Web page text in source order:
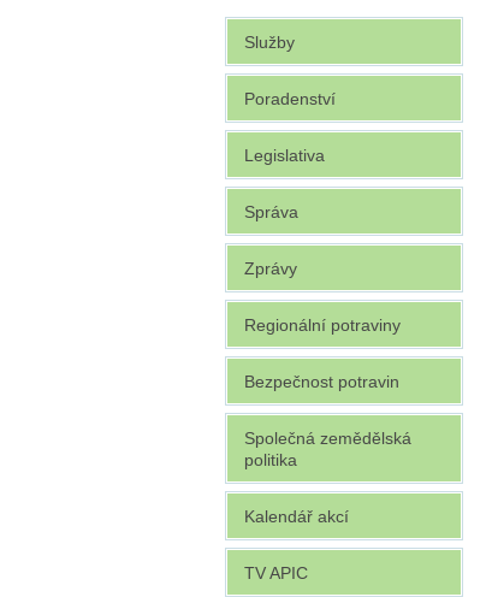
Služby
Poradenství
Legislativa
Správa
Zprávy
Regionální potraviny
Bezpečnost potravin
Společná zemědělská
politika
Kalendář akcí
TV APIC